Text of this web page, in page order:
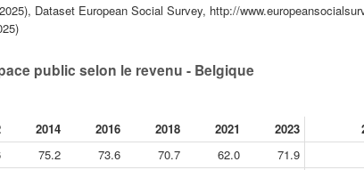
Dataset European Social Survey, http://
public selon le revenu - Belgique
2014 2016 2018 2021 2023
75.2 73.6 70.7 62.0 71.9